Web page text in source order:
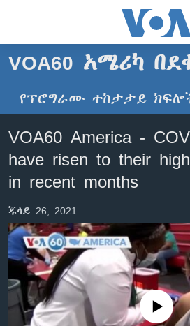
ማገናኛዎች
ዋናው
ይዘት
ወደ
ዋናው
ይዘት
እለፍ
ወደ
ዋናው
ይዘት
እለፍ
ዜና
ኢትዮጵያ
ኑሮ በጤንነት
ክምችት
Learning English
ይከተሉን
VOA60 አሜሪካ
የፕሮግራሙ ተከታታይ
VOA60 America -
have risen to their
in recent months
ጁላይ 26, 2021
No media source